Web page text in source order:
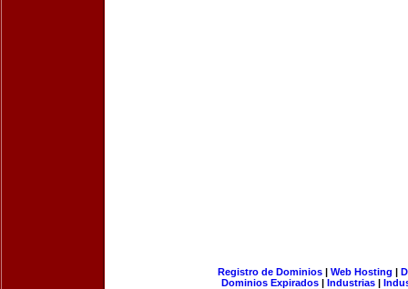
Registro de Dominios| Web Hosting |
Dominios Expirados | Industrias |